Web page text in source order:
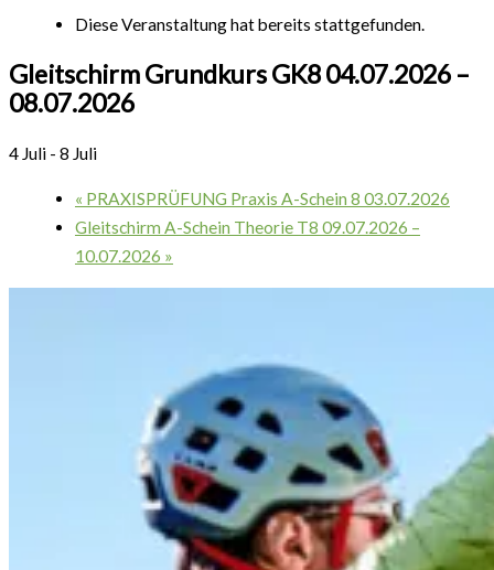
Diese Veranstaltung hat bereits stattgefunden.
Gleitschirm Grundkurs GK8 04.07.2026 –
08.07.2026
4 Juli - 8 Juli
« PRAXISPRÜFUNG Praxis A-Schein 8 03.07.2026
Gleitschirm A-Schein Theorie T8 09.07.2026 –
10.07.2026 »